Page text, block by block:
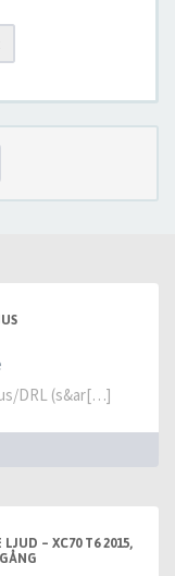
DRL (s&ar[…]
– XC70 T6 2015,